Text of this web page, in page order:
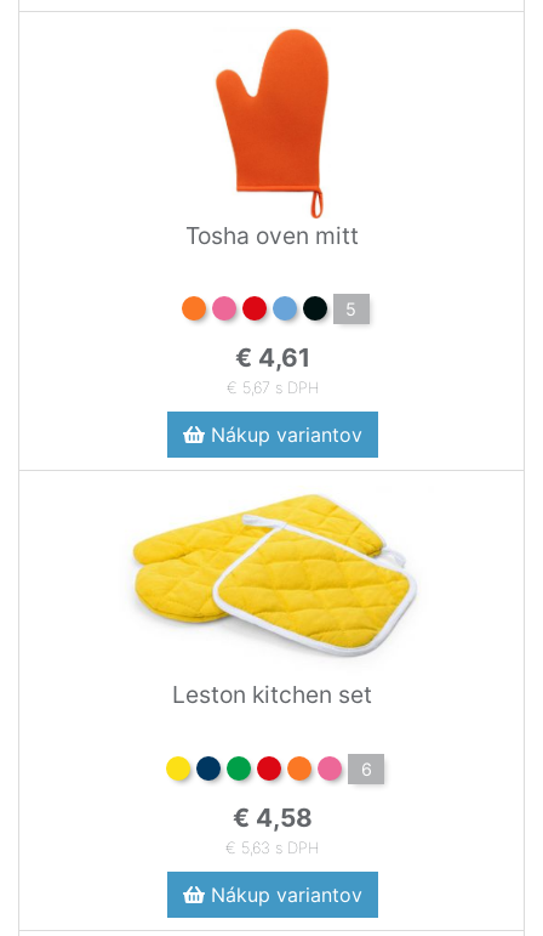
Tosha oven mitt
5
€ 4,61
€ 5,67 s DPH
Nákup variantov
Leston kitchen set
6
€ 4,58
€ 5,63 s DPH
Nákup variantov